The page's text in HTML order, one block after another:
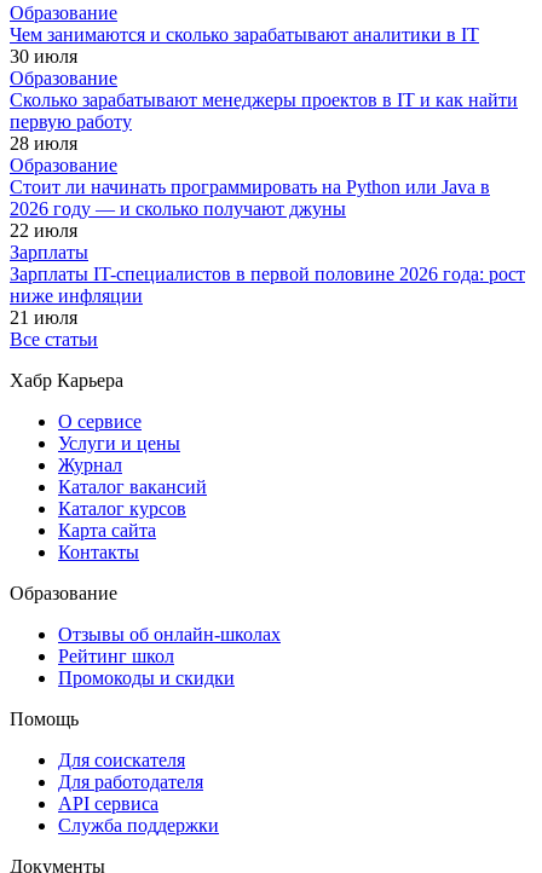
Образование
Чем занимаются и сколько зарабатывают аналитики в IT
30 июля
Образование
Сколько зарабатывают менеджеры проектов в IT и как найти
первую работу
28 июля
Образование
Стоит ли начинать программировать на Python или Java в
2026 году — и сколько получают джуны
22 июля
Зарплаты
Зарплаты IT-специалистов в первой половине 2026 года: рост
ниже инфляции
21 июля
Все статьи
Хабр Карьера
О сервисе
Услуги и цены
Журнал
Каталог вакансий
Каталог курсов
Карта сайта
Контакты
Образование
Отзывы об онлайн-школах
Рейтинг школ
Промокоды и скидки
Помощь
Для соискателя
Для работодателя
API сервиса
Служба поддержки
Документы